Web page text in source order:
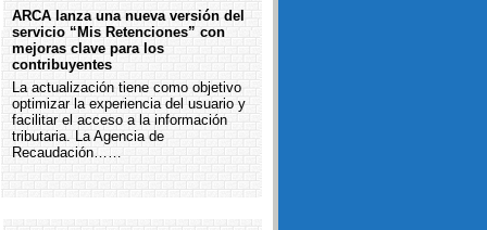
ARCA lanza una nueva versión del
servicio “Mis Retenciones” con
mejoras clave para los
contribuyentes
La actualización tiene como objetivo
optimizar la experiencia del usuario y
facilitar el acceso a la información
tributaria. La Agencia de
Recaudación……